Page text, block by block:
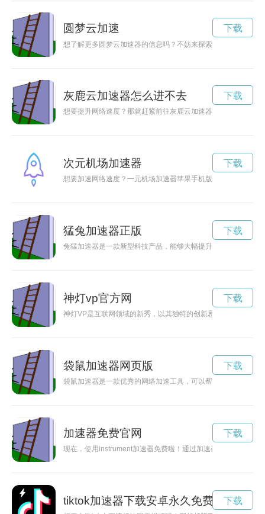
圆梦云加速
想了解更多圆梦云加速器的信息吗？不妨来探索一下他们的官
下载
灰鹿云加速器怎么进不去
想要提升网络速度？那就赶紧前往灰鹿云加速器官网下载吧！
下载
次元机场加速器
想要加速网络速度？一元机场加速器苹果手机版是您的不二选
下载
猛兔加速器正版
兔猛加速器是一款新型科技产品，能够大幅提升兔猛的奔跑速度
下载
神灯vp官方网
神灯VP是互联网领域的新秀，以其独特的创新思维和精湛的技
下载
袋鼠加速器网页版
袋鼠加速器是一款优秀的网络加速工具，可以帮助用户更畅快
下载
加速器免费官网
现在，使用instrument加速器免费啦！通过加速器，你可以更
下载
tiktok加速器下载安卓永久免费 下载